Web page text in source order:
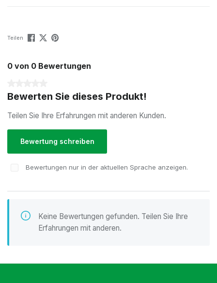
Teilen
0 von 0 Bewertungen
Bewerten Sie dieses Produkt!
Teilen Sie Ihre Erfahrungen mit anderen Kunden.
Bewertung schreiben
Bewertungen nur in der aktuellen Sprache anzeigen.
Keine Bewertungen gefunden. Teilen Sie Ihre
Erfahrungen mit anderen.